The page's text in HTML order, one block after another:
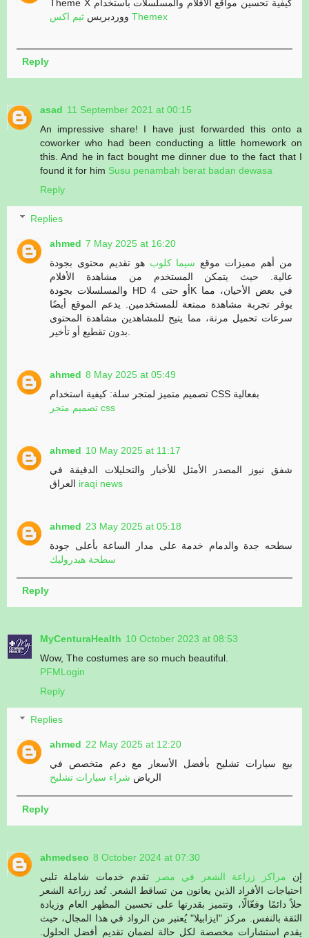
Theme X كيفية تحسين مواقع الأفلام والمسلسلات باستخدام
ووردبريس ثيم اكس Themex
Reply
asad 11 September 2021 at 00:15
An impressive share! I have just forwarded this onto a
coworker who had been conducting a little homework on
this. And he in fact bought me dinner due to the fact that I
found it for him Susu penambah berat badan dewasa
Reply
Replies
ahmed 7 May 2025 at 16:20
من أهم مميزات موقع سيما كلوب هو تقديم محتوى بجودة
عالية. حيث يتمكن المستخدم من مشاهدة الأفلام
والمسلسلات بجودة HD أو حتى 4K في بعض الأحيان، مما
يوفر تجربة مشاهدة ممتعة للمستخدمين. يدعم الموقع أيضًا
سرعات تحميل مرنة، مما يتيح للمشاهدين مشاهدة المحتوى
ahmed 8 May 2025 at 05:49
تصميم متميز لمتجر سلة: كيفية استخدام CSS بفعالية
تصميم متجر css
ahmed 10 May 2025 at 11:17
شفق نيوز المصدر الأمثل للأخبار والتحليلات الدقيقة في
iraqi news
ahmed 23 May 2025 at 05:18
سطحه جدة والدمام خدمة على مدار الساعة بأعلى جودة
سطحة هيدروليك
Reply
MyCenturaHealth 10 October 2023 at 08:53
Wow, The costumes are so much beautiful.
PFMLogin
Reply
Replies
ahmed 22 May 2025 at 12:20
بيع سيارات تشليح بأفضل الأسعار مع دعم متخصص في
الرياض شراء سيارات تشليح
Reply
ahmedseo 8 October 2024 at 07:30
إن مراكز زراعة الشعر في مصر
تقدم خدمات شاملة تلبي
احتياجات الأفراد الذين يعانون من تساقط الشعر. تُعد زراعة الشعر
حلاً دائمًا وفعّالًا، وتتميز بقدرتها على تحسين المظهر العام وزيادة
الثقة بالنفس. مركز "ايزابيلا" يُعتبر من الرواد في هذا المجال، حيث
يقدم استشارات مخصصة لكل حالة لضمان تقديم أفضل الحلول.